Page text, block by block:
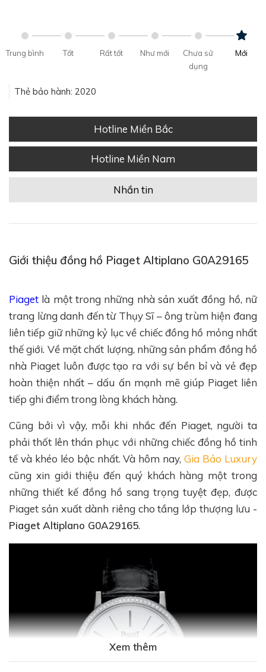
Trung bình Tốt Rất tốt Như mới
Chưa sử
dụng
Mới
Thẻ bảo hành: 2020
Hotline Miền Bắc
Hotline Miền Nam
Nhắn tin
Giới thiệu đồng hồ Piaget Altiplano G0A29165
Piaget là một trong những nhà sản xuất đồng hồ, nữ
trang lừng danh đến từ Thụy Sĩ – ông trùm hiện đang
liên tiếp giữ những kỷ lục về chiếc đồng hồ mỏng nhất
thế giới. Về mặt chất lượng, những sản phẩm đồng hồ
nhà Piaget luôn được tạo ra với sự bền bỉ và vẻ đẹp
hoàn thiện nhất – dấu ấn mạnh mẽ giúp Piaget liên
tiếp ghi điểm trong lòng khách hàng.
Cũng bởi vì vậy, mỗi khi nhắc đến Piaget, người ta
phải thốt lên thán phục với những chiếc đồng hồ tinh
tế và khéo léo bậc nhất. Và hôm nay,Gia Bảo Luxury
cũng xin giới thiệu đến quý khách hàng một trong
những thiết kế đồng hồ sang trọng tuyệt đẹp, được
Piaget sản xuất dành riêng cho tầng lớp thượng lưu -
Piaget Altiplano G0A29165.
Xem thêm